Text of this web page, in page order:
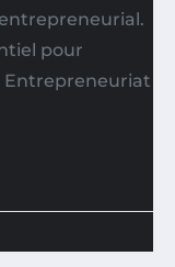
pour
Entrepreneuriat